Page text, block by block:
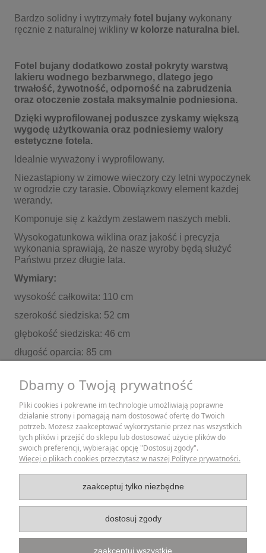
Bardzo solidny i wytrzymały fotel bujany wykonany
ręcznie z naturalnej wikliny w kolorze naturalna biel.
Fotel bujany dodatkowo został pokryty warstwą
lakieru wodnego bezbarwnego, dlatego jego
trwałość, żywotność, odporność na zabrudzenia
oraz otoczenie została maksymalnie podniesiona.
Dzięki wyprofilowanej poduszce zyskamy większą
wygodę użytkowania oraz podniesiemy walory
estetyczne fotela.
Idealnie wyważony i wyprofilowany.
Niezastąpiony w zimowe wieczory czy letni wypoczynek
w ogrodzie czy tarasie. Obowiązkowy element każdej
werandy.
Komponuje się z każdym zestawem naszych mebli.
Wysokogatunkowa wiklina oraz jakość i precyzja
wykonania sprawiają, że nasze wyroby będą służyć
Państwu przez długie lata.
Wymiary:
wysokość całkowita: 110 cm
szerokość siedziska: 52 cm
głębokość siedziska: 46 cm
długość oparcia: 85 cm
wymiary mogą się wahać w granicach 1-3 cm.
ZAKUPY
POMOC
Dbamy o Twoją prywatność
Pliki cookies i pokrewne im technologie umożliwiają poprawne
działanie strony i pomagają nam dostosować ofertę do Twoich
potrzeb. Możesz zaakceptować wykorzystanie przez nas wszystkich
tych plików i przejść do sklepu lub dostosować użycie plików do
swoich preferencji, wybierając opcję "Dostosuj zgody".
Więcej o plikach cookies przeczytasz w naszej Polityce prywatności.
zaakceptuj tylko niezbędne
dostosuj zgody
zaakceptuj wszystkie